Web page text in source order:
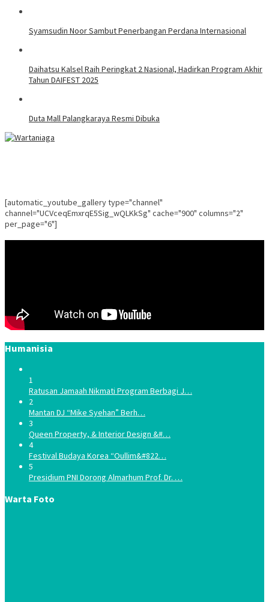
Syamsudin Noor Sambut Penerbangan Perdana Internasional
Daihatsu Kalsel Raih Peringkat 2 Nasional, Hadirkan Program Akhir
Tahun DAIFEST 2025
Duta Mall Palangkaraya Resmi Dibuka
[automatic_youtube_gallery type="channel"
channel="UCVceqEmxrqE5Sig_wQLKkSg" cache="900" columns="2"
per_page="6"]
Humanisia
1
Ratusan Jamaah Nikmati Program Berbagi J…
2
Mantan DJ “Mike Syehan” Berh…
3
Queen Property, & Interior Design &#…
4
Festival Budaya Korea “Oullim&#822…
5
Presidium PNI Dorong Almarhum Prof. Dr. …
Warta Foto